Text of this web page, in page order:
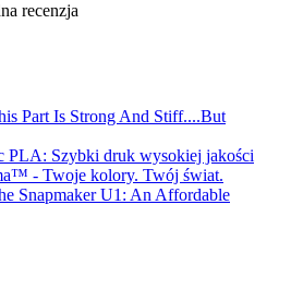
recenzja
Part Is Strong And Stiff....But
PLA: Szybki druk wysokiej jakości
- Twoje kolory. Twój świat.
Snapmaker U1: An Affordable